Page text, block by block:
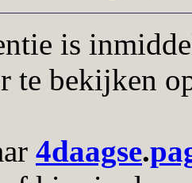
is
te bekijken
4daagse.